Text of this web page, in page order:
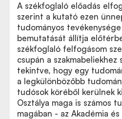
A székfoglaló előadás
szerint a kutató ezen
tudományos
bemutatását állítja
székfoglaló felfogásom
csupán a szakmabeliekhez
tekintve, hogy egy
a legkülönbözőbb
tudósok köréből kerülnek
Osztálya maga is számos
magában - az Akadémia